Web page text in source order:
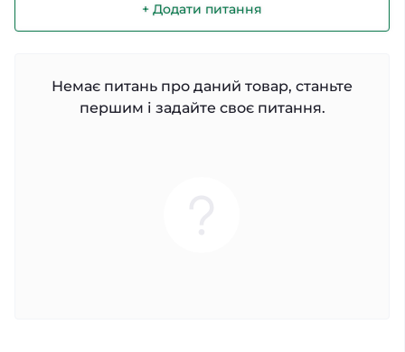
+ Додати питання
Немає питань про даний товар, станьте
першим і задайте своє питання.